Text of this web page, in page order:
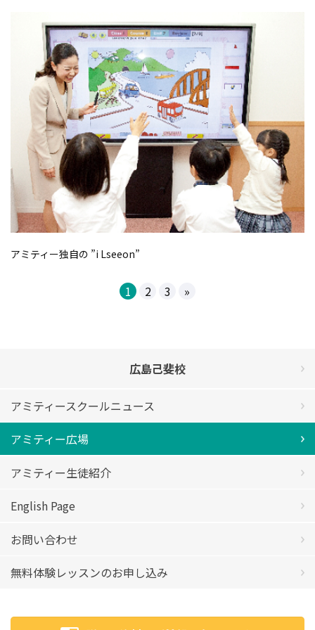
アミティー独自の ”i Lseeon”
1 2 3 »
広島己斐校
アミティースクールニュース
アミティー広場
アミティー生徒紹介
English Page
お問い合わせ
無料体験レッスンのお申し込み